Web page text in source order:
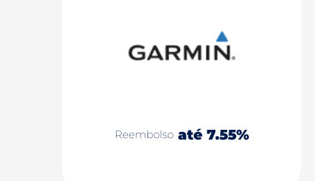
Reembolso até 7.55%